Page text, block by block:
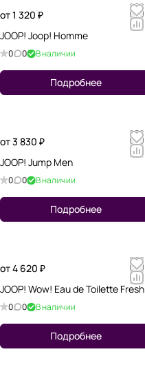
от 1 320 ₽
JOOP! Joop! Homme
0 0 В наличии
Подробнее
от 3 830 ₽
JOOP! Jump Men
0 0 В наличии
Подробнее
от 4 620 ₽
JOOP! Wow! Eau de Toilette Fresh
0 0 В наличии
Подробнее